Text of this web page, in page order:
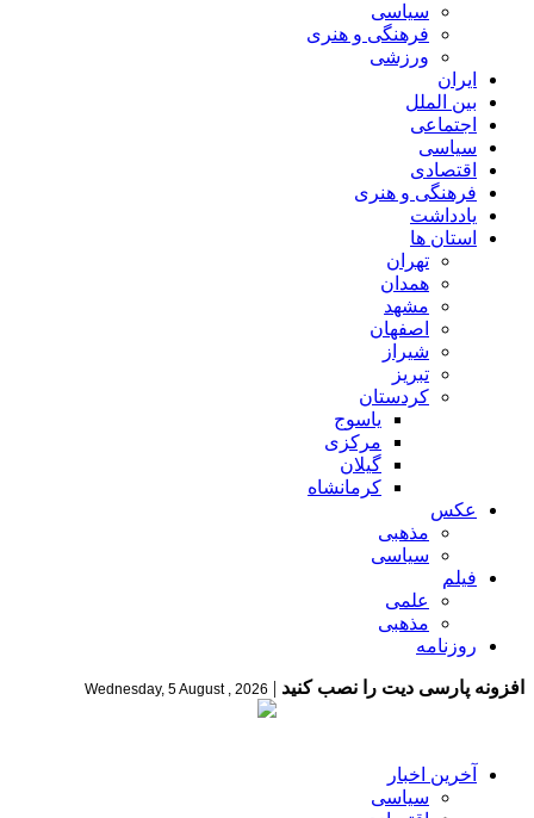
سیاسی
فرهنگی و هنری
ورزشی
ایران
بین الملل
اجتماعی
سیاسی
اقتصادی
فرهنگی و هنری
یادداشت
استان ها
تهران
همدان
مشهد
اصفهان
شیراز
تبریز
کردستان
یاسوج
مرکزی
گیلان
کرمانشاه
عکس
مذهبی
سیاسی
فیلم
علمی
مذهبی
روزنامه
افزونه پارسی دیت را نصب کنید |
Wednesday, 5 August , 2026
آخرین اخبار
سیاسی